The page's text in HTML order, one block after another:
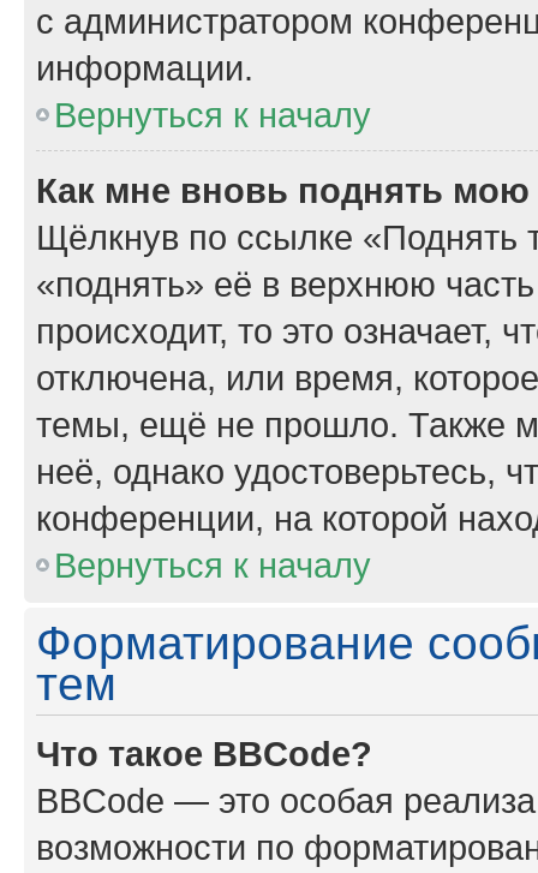
с администратором
информации.
Вернуться к началу
Как мне вновь поднять мою
Щёлкнув по ссылке «Поднять
«поднять» её в верхнюю
происходит, то это означает,
отключена, или время,
темы, ещё не прошло. Также
неё, однако удостоверьтесь,
конференции, на которой
Вернуться к началу
Форматирование
тем
Что такое BBCode?
BBCode — это особая
возможности по